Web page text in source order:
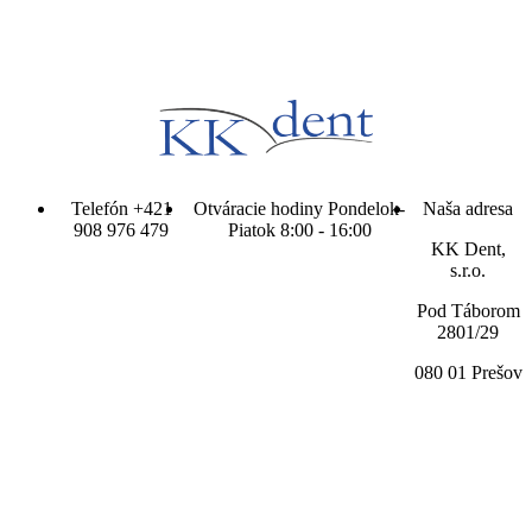
Telefón +421
908 976 479
Otváracie hodinyPondelok-
Piatok 8:00 - 16:00
Naša adresa
KK Dent,
s.r.o.
Pod Táborom
2801/29
080 01 Prešov